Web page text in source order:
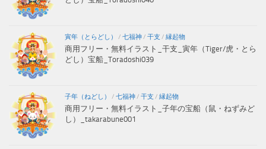
寅年（とらどし） / 七福神/ 干支 / 縁起物
商用フリー・無料イラスト_干支_寅年（Tiger/虎・とら
どし）宝船_Toradoshi039
子年（ねどし） / 七福神/ 干支 / 縁起物
商用フリー・無料イラスト_子年の宝船（鼠・ねずみど
し）_takarabune001